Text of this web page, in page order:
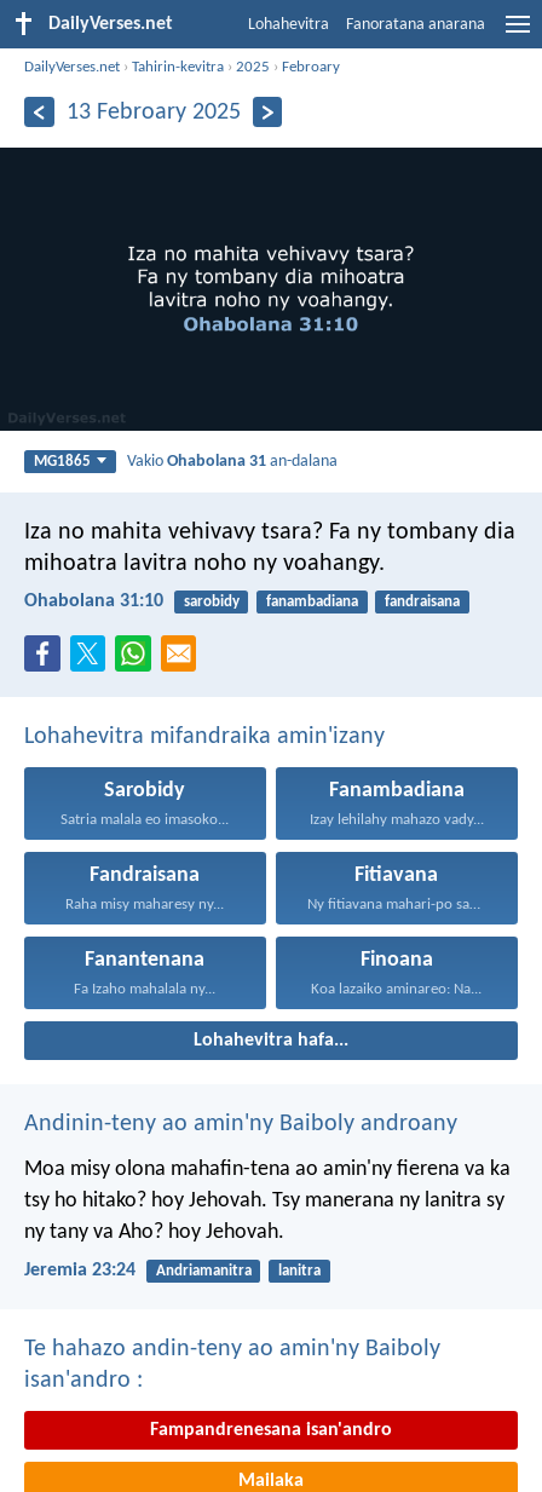
DailyVerses.net Lohahevitra Fanoratana anarana
DailyVerses.net ›Tahirin-kevitra ›2025 ›Febroary
13 Febroary 2025
MG1865 VakioOhabolana 31 an-dalana
Iza no mahita vehivavy tsara? Fa ny tombany dia
mihoatra lavitra noho ny voahangy.
Ohabolana 31:10 sarobidy fanambadiana fandraisana
Lohahevitra mifandraika amin'izany
Sarobidy
Satria malala eo imasoko...
Fanambadiana
Izay lehilahy mahazo vady...
Fandraisana
Raha misy maharesy ny...
Fitiavana
Ny fitiavana mahari-po sady...
Fanantenana
Fa Izaho mahalala ny...
Finoana
Koa lazaiko aminareo: Na...
Lohahevitra hafa...
Andinin-teny ao amin'ny Baiboly androany
Moa misy olona mahafin-tena ao amin'ny fierena va ka
tsy ho hitako? hoy Jehovah. Tsy manerana ny lanitra sy
ny tany va Aho? hoy Jehovah.
Jeremia 23:24 Andriamanitra lanitra
Te hahazo andin-teny ao amin'ny Baiboly
isan'andro :
Fampandrenesana isan'andro
Mailaka